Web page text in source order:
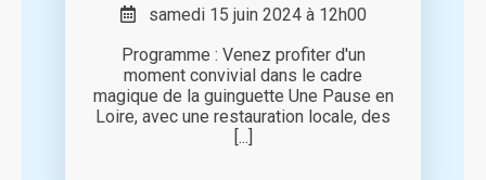
samedi 15 juin 2024 à 12h00
Programme : Venez profiter d'un
moment convivial dans le cadre
magique de la guinguette Une Pause en
Loire, avec une restauration locale, des
[...]